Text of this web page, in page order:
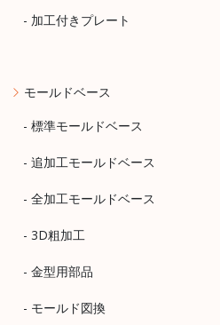
- 加工付きプレート
モールドベース
- 標準モールドベース
- 追加工モールドベース
- 全加工モールドベース
- 3D粗加工
- 金型用部品
- モールド図換